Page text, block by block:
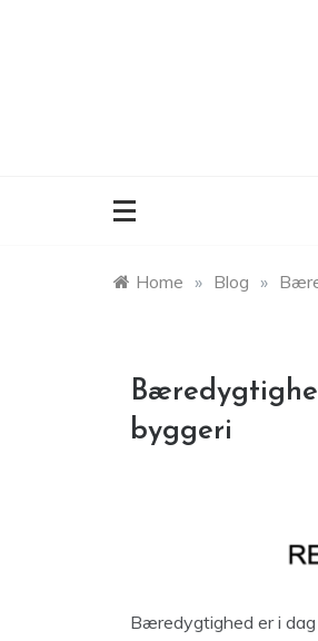
Home » Blog »
byggeri
Bæredygtighed er i